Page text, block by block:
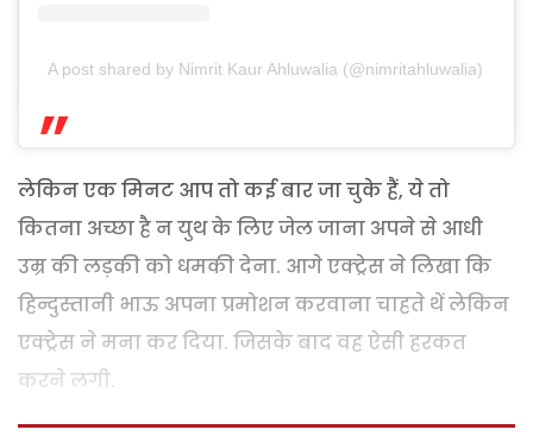
A post shared by Nimrit Kaur Ahluwalia (@nimritahluwalia)
लेकिन एक मिनट आप तो कई बार जा चुके हैं, ये तो
कितना अच्छा है न युथ के लिए जेल जाना अपने से आधी
उम्र की लड़की को धमकी देना. आगे एक्ट्रेस ने लिखा कि
हिन्दुस्तानी भाऊ अपना प्रमोशन करवाना चाहते थें लेकिन
एक्ट्रेस ने मना कर दिया. जिसके बाद वह ऐसी हरकत
करने लगी.